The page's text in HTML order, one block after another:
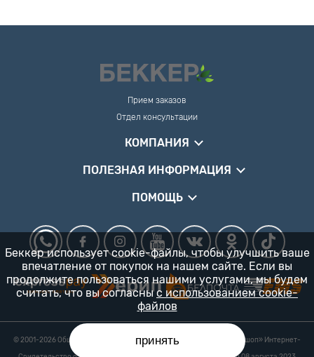
Прием заказов
Отдел консультации
КОМПАНИЯ
ПОЛЕЗНАЯ ИНФОРМАЦИЯ
ПОМОЩЬ
© 2001-2026 Общество с ограниченной ответственностью «Гарденшоп» Интернет-
магазин «БЕККЕР™» 24/7
Беккер использует cookie-файлы, чтобы улучшить ваше
впечатление от покупок на нашем сайте. Если вы
продолжите пользоваться нашими услугами, мы будем
считать, что вы согласны с использованием cookie-
файлов
принять